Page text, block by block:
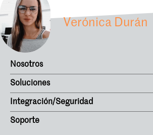
Verónica Durán
Nosotros
Soluciones
Integración/Seguridad
Soporte